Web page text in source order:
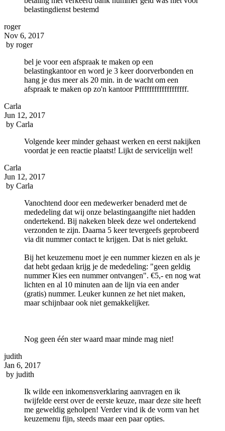
belastingdienst bestemd
roger
Nov 6, 2017
by roger
bel je voor een afspraak te maken op een
belastingkantoor en word je 3 keer doorverbonden en
hang je dus meer als 20 min. in de wacht om een
afspraak te maken op zo'n kantoor Pfffffffffffffffffff.
Carla
Jun 12, 2017
by Carla
Volgende keer minder gehaast werken en eerst nakijken
voordat je een reactie plaatst! Lijkt de servicelijn wel!
Carla
Jun 12, 2017
by Carla
Vanochtend door een medewerker benaderd met de
mededeling dat wij onze belastingaangifte niet hadden
ondertekend. Bij nakeken bleek deze wel ondertekend
verzonden te zijn. Daarna 5 keer tevergeefs geprobeerd
via dit nummer contact te krijgen. Dat is niet gelukt.
Bij het keuzemenu moet je een nummer kiezen en als je
dat hebt gedaan krijg je de mededeling: "geen geldig
nummer Kies een nummer ontvangen". €5,- en nog wat
lichten en al 10 minuten aan de lijn via een ander
(gratis) nummer. Leuker kunnen ze het niet maken,
maar schijnbaar ook niet gemakkelijker.
Nog geen één ster waard maar minde mag niet!
judith
Jan 6, 2017
by judith
Ik wilde een inkomensverklaring aanvragen en ik
twijfelde eerst over de eerste keuze, maar deze site heeft
me geweldig geholpen! Verder vind ik de vorm van het
keuzemenu fijn, steeds maar een paar opties.